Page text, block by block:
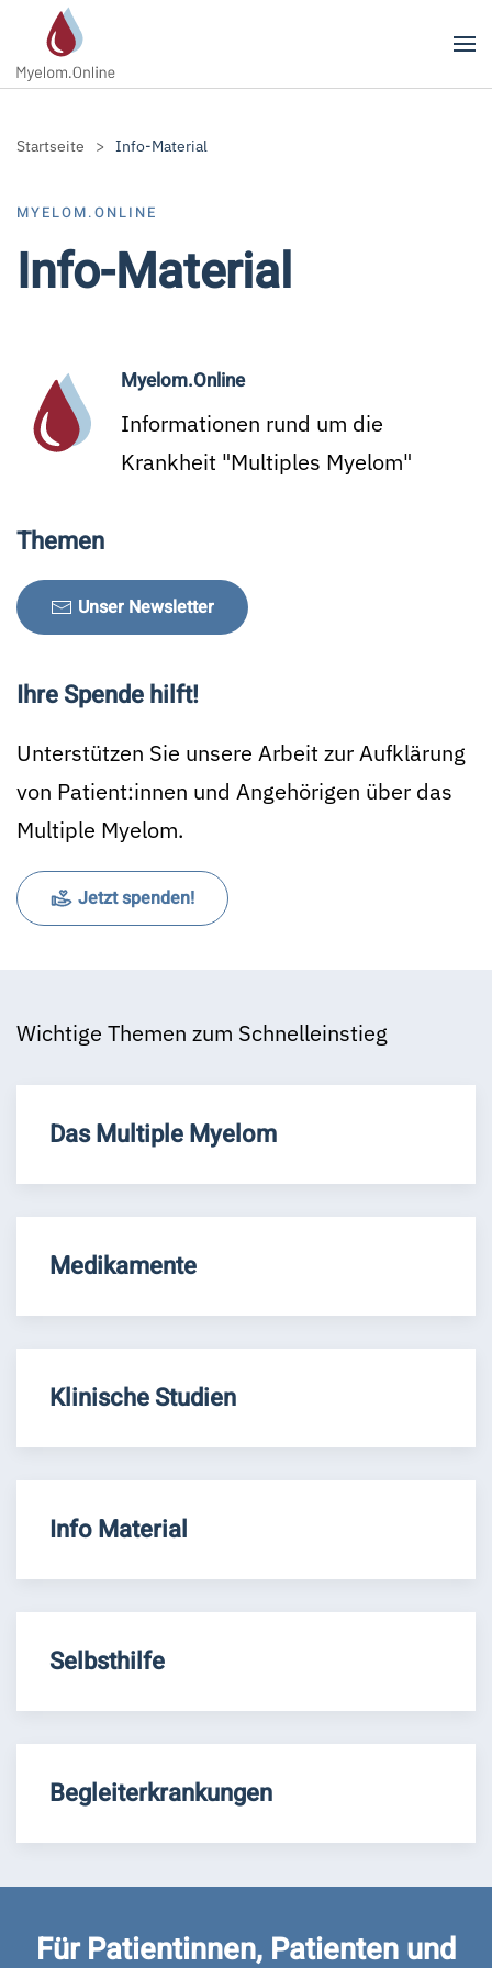
Zum Hauptinhalt springen
Startseite Info-Material
MYELOM.ONLINE
Info-Material
Myelom.Online
Informationen rund um die
Krankheit "Multiples Myelom"
Themen
Unser Newsletter
Ihre Spende hilft!
Unterstützen Sie unsere Arbeit zur Aufklärung
von Patient:innen und Angehörigen über das
Multiple Myelom.
Jetzt spenden!
Wichtige Themen zum Schnelleinstieg
Das Multiple Myelom
Medikamente
Klinische Studien
Info Material
Selbsthilfe
Begleiterkrankungen
Für Patientinnen, Patienten und